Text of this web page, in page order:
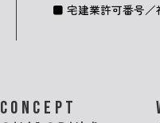
宅建業許可番号／
CONCEPT